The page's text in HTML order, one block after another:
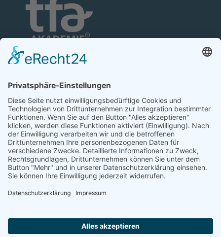
Nonnenhofer Straße 24/26
17033 Neubrandenburg
Telefon: 0395 35 88 100
Telefax: 0395 35 88 111
E-Mail:neubrandenburg@tfa-akademie.de
Rechtliches
Teilnahmebedingungen
Impressum